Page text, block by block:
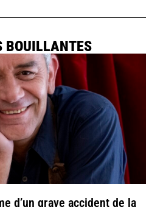
BOUILLANTES
d’un grave accident de la